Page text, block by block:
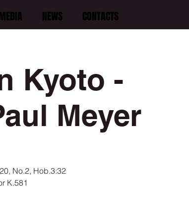
NEWS CONTACTS
Kyoto -
Meyer
No.2, Hob.3:32
K.581